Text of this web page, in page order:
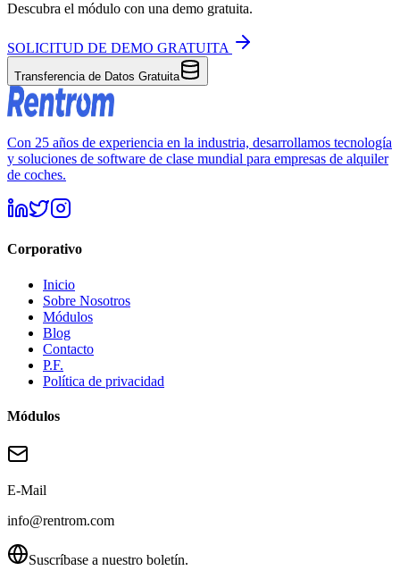
Descubra el módulo con una demo gratuita.
SOLICITUD DE DEMO GRATUITA
Transferencia de Datos Gratuita
Con 25 años de experiencia en la industria, desarrollamos tecnología
y soluciones de software de clase mundial para empresas de alquiler
de coches.
Corporativo
Inicio
Sobre Nosotros
Módulos
Blog
Contacto
P.F.
Política de privacidad
Módulos
E-Mail
info@rentrom.com
Suscríbase a nuestro boletín.